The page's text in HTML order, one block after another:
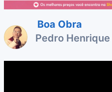
Boa Obra
Pedro Henrique